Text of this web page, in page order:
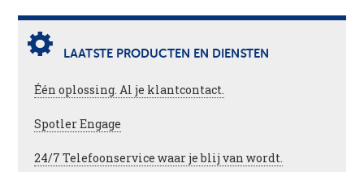
LAATSTE PRODUCTEN EN DIENSTEN
Één oplossing. Al je klantcontact.
Spotler Engage
24/7 Telefoonservice waar je blij van wordt.